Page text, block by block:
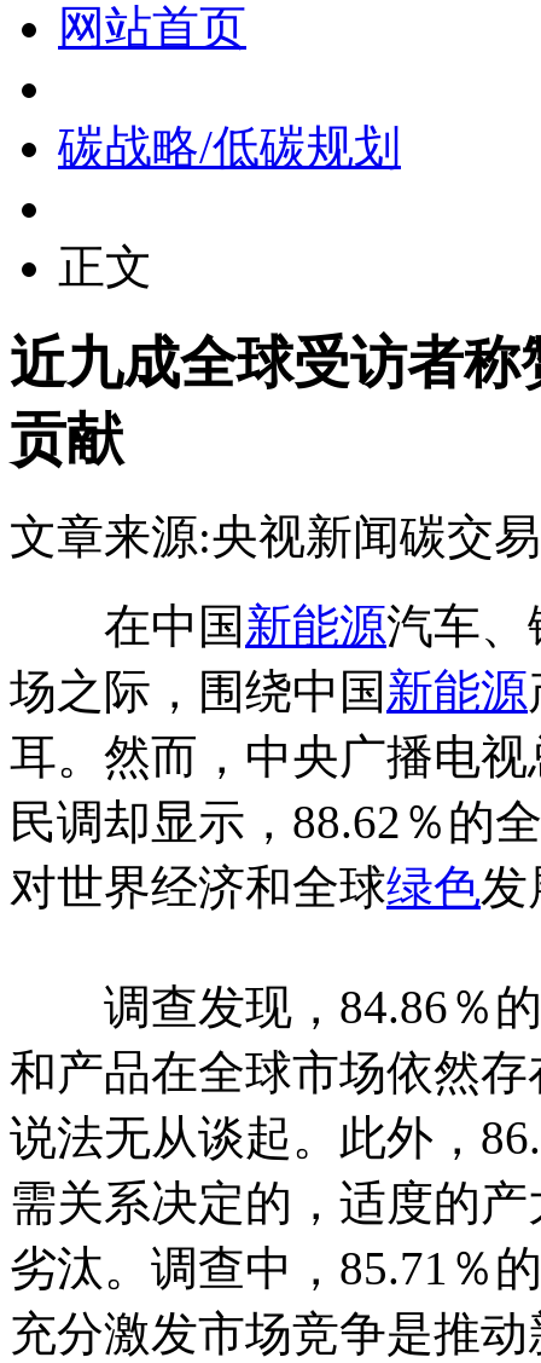
网站首页
碳战略/低碳规划
正文
近九成全球受访者
贡献
文章来源:央视新闻碳交
在中国新能源汽车、
场之际，围绕中国新能源
耳。然而，中央广播电
民调却显示，88.62％的
对世界经济和全球绿色发
调查发现，84.86％的
和产品在全球市场依然
说法无从谈起。此外，
需关系决定的，适度的
劣汰。调查中，85.71％
充分激发市场竞争是推